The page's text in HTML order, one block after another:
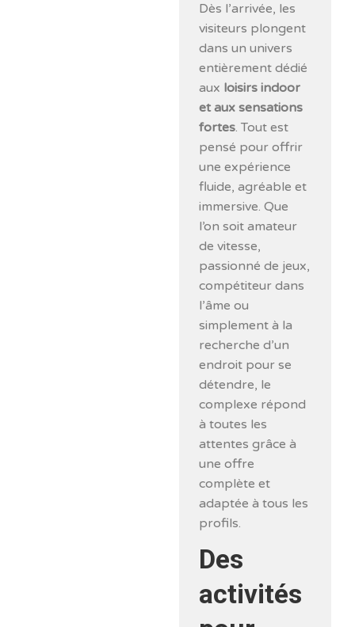
Dès l’arrivée, les
visiteurs plongent
dans un univers
entièrement dédié
aux loisirs indoor
et aux sensations
fortes. Tout est
pensé pour offrir
une expérience
fluide, agréable et
immersive. Que
l’on soit amateur
de vitesse,
passionné de jeux,
compétiteur dans
l’âme ou
simplement à la
recherche d’un
endroit pour se
détendre, le
complexe répond
à toutes les
attentes grâce à
une offre
complète et
adaptée à tous les
profils.
Des
activités